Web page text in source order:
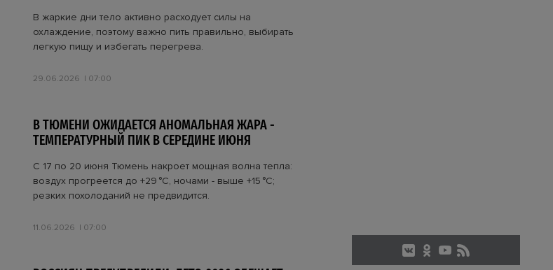
В жаркие дни тело активно расходует силы на
охлаждение, поэтому важно пить правильно, выбирать
легкую пищу и избегать перегрева.
29.06.2026 07:00
В ТЮМЕНИ ОЖИДАЕТСЯ АНОМАЛЬНАЯ ЖАРА -
ТЕМПЕРАТУРНЫЙ ПИК В СЕРЕДИНЕ ИЮНЯ
С 17 по 20 июня Тюмень накроет мощная волна тепла:
воздух прогреется до +29 °C, ночами - выше +15 °C;
резких похолоданий не предвидится.
11.06.2026 07:00